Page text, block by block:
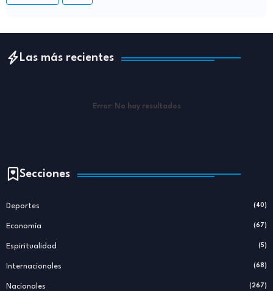
Las más recientes
Error: No hay resultados
Secciones
Deportes (40)
Economía (67)
Espiritualidad (5)
Internacionales (68)
Nacionales (267)